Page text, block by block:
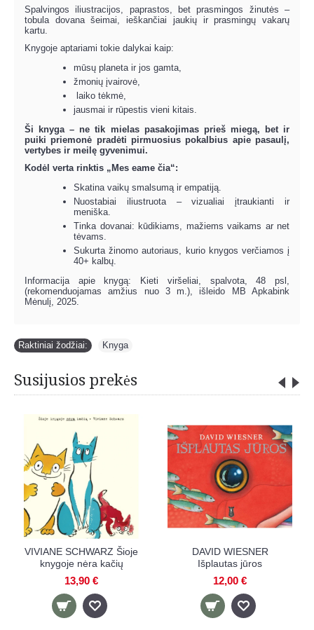
Spalvingos iliustracijos, paprastos, bet prasmingos žinutės –
tobula dovana šeimai, ieškančiai jaukių ir prasmingų vakarų
kartu.
Knygoje aptariami tokie dalykai kaip:
mūsų planeta ir jos gamta,
žmonių įvairovė,
️ laiko tėkmė,
jausmai ir rūpestis vieni kitais.
Ši knyga – ne tik mielas pasakojimas prieš miegą, bet ir
puiki priemonė pradėti pirmuosius pokalbius apie pasaulį,
vertybes ir meilę gyvenimui.
Kodėl verta rinktis „Mes eame čia“:
Skatina vaikų smalsumą ir empatiją.
Nuostabiai iliustruota – vizualiai įtraukianti ir
meniška.
Tinka dovanai: kūdikiams, mažiems vaikams ar net
tėvams.
Sukurta žinomo autoriaus, kurio knygos verčiamos į
40+ kalbų.
Informacija apie knygą: Kieti viršeliai, spalvota, 48 psl,
(rekomenduojamas amžius nuo 3 m.), išleido MB Apkabink
Mėnulį, 2025.
Raktiniai žodžiai: Knyga
Susijusios prekės
WIESNER
jūros
KATIE BUTTON
Labanakt, Šuniuk!